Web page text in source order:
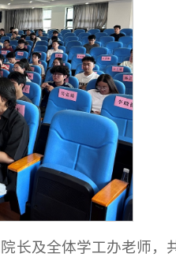
长及全体学工办老师，